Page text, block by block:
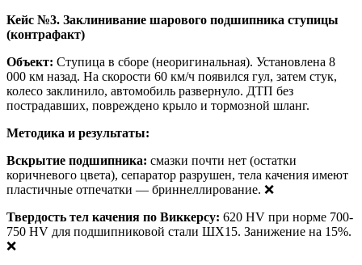
Кейс №3. Заклинивание шарового подшипника ступицы
(контрафакт)
Объект: Ступица в сборе (неоригинальная). Установлена 8
000 км назад. На скорости 60 км/ч появился гул, затем стук,
колесо заклинило, автомобиль развернуло. ДТП без
пострадавших, повреждено крыло и тормозной шланг.
Методика и результаты:
Вскрытие подшипника: смазки почти нет (остатки
коричневого цвета), сепаратор разрушен, тела качения имеют
пластичные отпечатки — бриннеллирование. ❌
Твердость тел качения по Виккерсу: 620 HV при норме 700-
750 HV для подшипниковой стали ШХ15. Занижение на 15%.
❌